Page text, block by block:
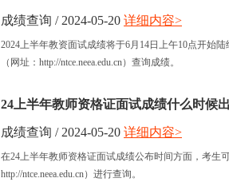
成绩查询 / 2024-05-20
2024上半年教资面试成绩将于6月14日上午10点开始
（网址：http://ntce.neea.edu.cn）查询成绩。
详细内容>
24上半年教师资格证面试成绩什么时候出
成绩查询 / 2024-05-20
在24上半年教师资格证面试成绩公布时间方面，考生
http://ntce.neea.edu.cn）进行查询。
详细内容>